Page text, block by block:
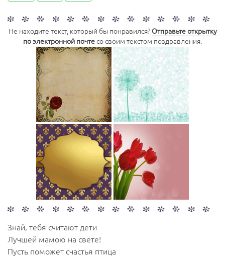
Не находите текст, который бы понравился? Отправьте открытку
по электронной почтесо своим текстом поздравления.
Знай, тебя считают дети
Лучшей мамою на свете!
Пусть поможет счастья птица